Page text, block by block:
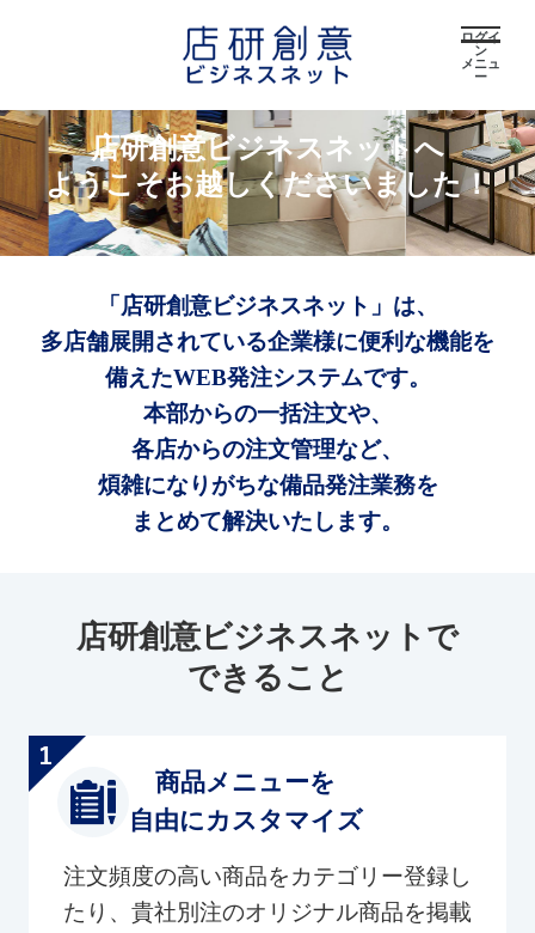
ログイ
ン
メニュ
ー
店研創意ビジネスネットへ
ようこそお越しくださいました！
「店研創意ビジネスネット」は、
多店舗展開されている企業様に便利な機能を
備えたWEB発注システムです。
本部からの一括注文や、
各店からの注文管理など、
煩雑になりがちな備品発注業務を
まとめて解決いたします。
店研創意ビジネスネットで
できること
商品メニューを
自由にカスタマイズ
注文頻度の高い商品をカテゴリー登録し
たり、貴社別注のオリジナル商品を掲載